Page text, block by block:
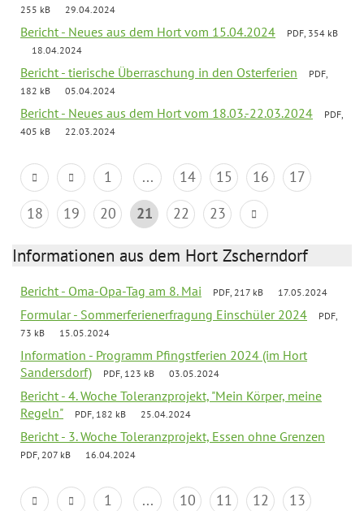
255 kB
29.04.2024
Bericht - Neues aus dem Hort vom 15.04.2024
PDF, 354 kB
18.04.2024
Bericht - tierische Überraschung in den Osterferien
PDF,
182 kB
05.04.2024
Bericht - Neues aus dem Hort vom 18.03.-22.03.2024
PDF,
405 kB
22.03.2024
1 ... 14 15 16
17
18
19 20 21 22 23
Informationen aus dem Hort Zscherndorf
Bericht - Oma-Opa-Tag am 8. Mai PDF, 217 kB 17.05.2024
Formular - Sommerferienerfragung Einschüler 2024
PDF,
73 kB
15.05.2024
Information - Programm Pfingstferien 2024 (im Hort
Sandersdorf)
PDF, 123 kB 03.05.2024
Bericht - 4. Woche Toleranzprojekt, "Mein Körper, meine
Regeln"
PDF, 182 kB 25.04.2024
Bericht - 3. Woche Toleranzprojekt, Essen ohne Grenzen
PDF, 207 kB 16.04.2024
1 ... 10 11 12
13